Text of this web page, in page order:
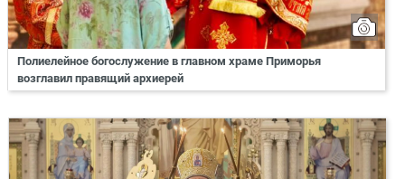
Полиелейное богослужение в главном храме Приморья
возглавил правящий архиерей